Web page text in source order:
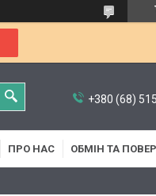
+380 (68)
ПРО НАС ОБМІН ТА